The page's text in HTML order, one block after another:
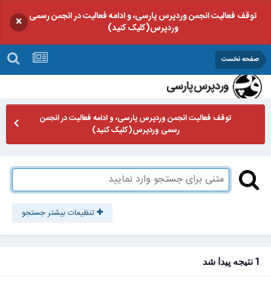
توقف فعالیت انجمن وردپرس پارسی، و ادامه فعالیت در انجمن رسمی
وردپرس(کلیک کنید)
×
صفحه نخست
توقف فعالیت انجمن وردپرس پارسی، و ادامه فعالیت در انجمن
رسمی وردپرس(کلیک کنید)
تنظیمات بیشتر جستجو
1 نتیجه پیدا شد